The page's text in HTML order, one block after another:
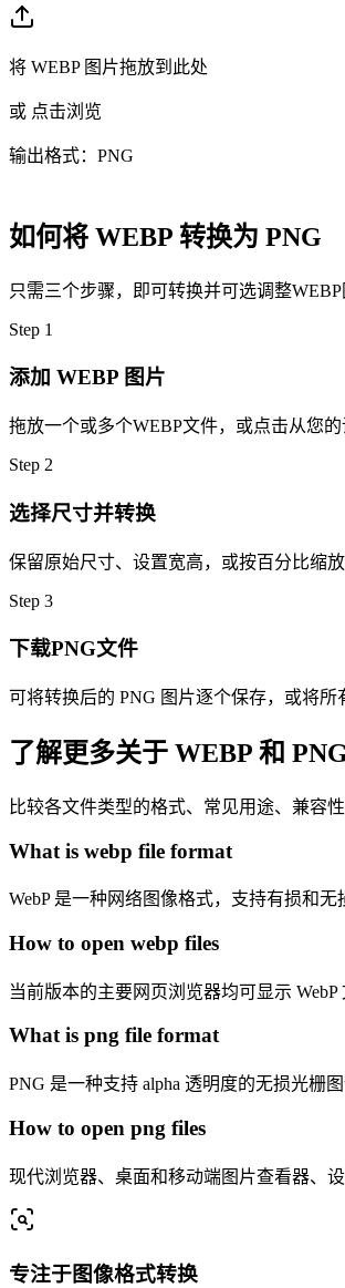
将 WEBP 图片拖放到此处
或 点击浏览
输出格式：PNG
如何将 WEBP 转换为 PNG
只需三个步骤，即可转换并可选调整WEBP
Step 1
添加 WEBP 图片
拖放一个或多个WEBP文件，或点击从您的
Step 2
选择尺寸并转换
保留原始尺寸、设置宽高，或按百分比缩
Step 3
下载PNG文件
可将转换后的 PNG 图片逐个保存，或将所
了解更多关于 WEBP 和
比较各文件类型的格式、常见用途、兼容性
What is webp file format
WebP 是一种网络图像格式，支持有损和
How to open webp files
当前版本的主要网页浏览器均可显示
What is png file format
PNG 是一种支持 alpha 透明度的无损光栅
How to open png files
现代浏览器、桌面和移动端图片查看器、
专注于图像格式转换